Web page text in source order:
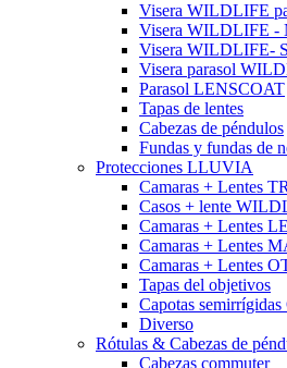
Visera WILDLIFE
Visera WILDLIFE -
Visera WILDLIFE-
Visera parasol
Parasol LENSCOAT
Tapas de lentes
Cabezas de péndulos
Fundas y fundas de
Protecciones LLUVIA
Camaras + Lentes
Casos + lente
Camaras + Lentes
Camaras + Lentes
Camaras + Lentes
Tapas del objetivos
Capotas
Diverso
Rótulas & Cabezas de
Cabezas commuter